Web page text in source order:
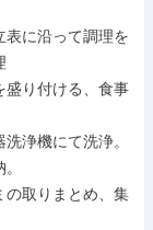
表に沿って調理を
盛り付ける、食事
浄機にて洗浄。
の取りまとめ、集